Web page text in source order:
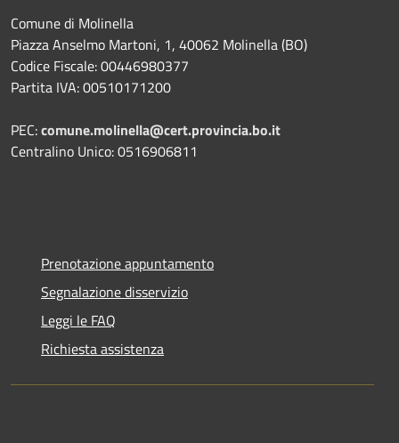
Comune di Molinella
Piazza Anselmo Martoni, 1, 40062 Molinella (BO)
Codice Fiscale: 00446980377
Partita IVA: 00510171200
PEC:comune.molinella@cert.provincia.bo.it
Centralino Unico: 0516906811
Prenotazione appuntamento
Segnalazione disservizio
Leggi le FAQ
Richiesta assistenza